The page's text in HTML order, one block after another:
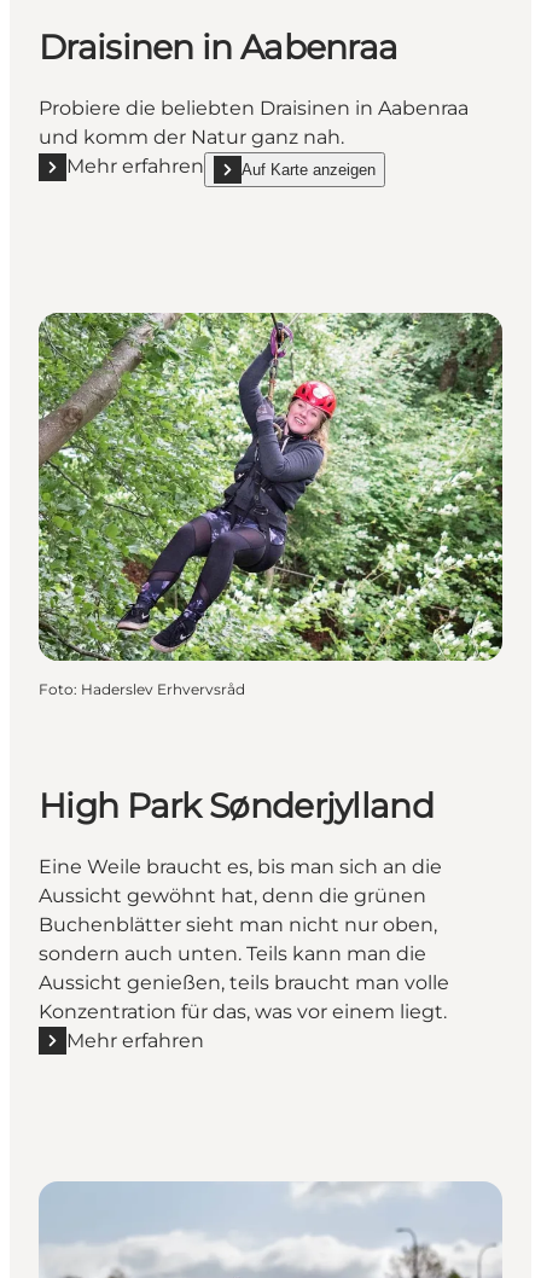
Draisinen in Aabenraa
Probiere die beliebten Draisinen in Aabenraa
und komm der Natur ganz nah.
Mehr erfahren
Mehr erfahren "Draisinen in Aabenraa"
Auf Karte anzeigen
show Draisinen in Aabenraa on_map
Foto: Haderslev Erhvervsråd
High Park Sønderjylland
Eine Weile braucht es, bis man sich an die
Aussicht gewöhnt hat, denn die grünen
Buchenblätter sieht man nicht nur oben,
sondern auch unten. Teils kann man die
Aussicht genießen, teils braucht man volle
Konzentration für das, was vor einem liegt.
Mehr erfahren
Mehr erfahren "High Park Sønderjylland"